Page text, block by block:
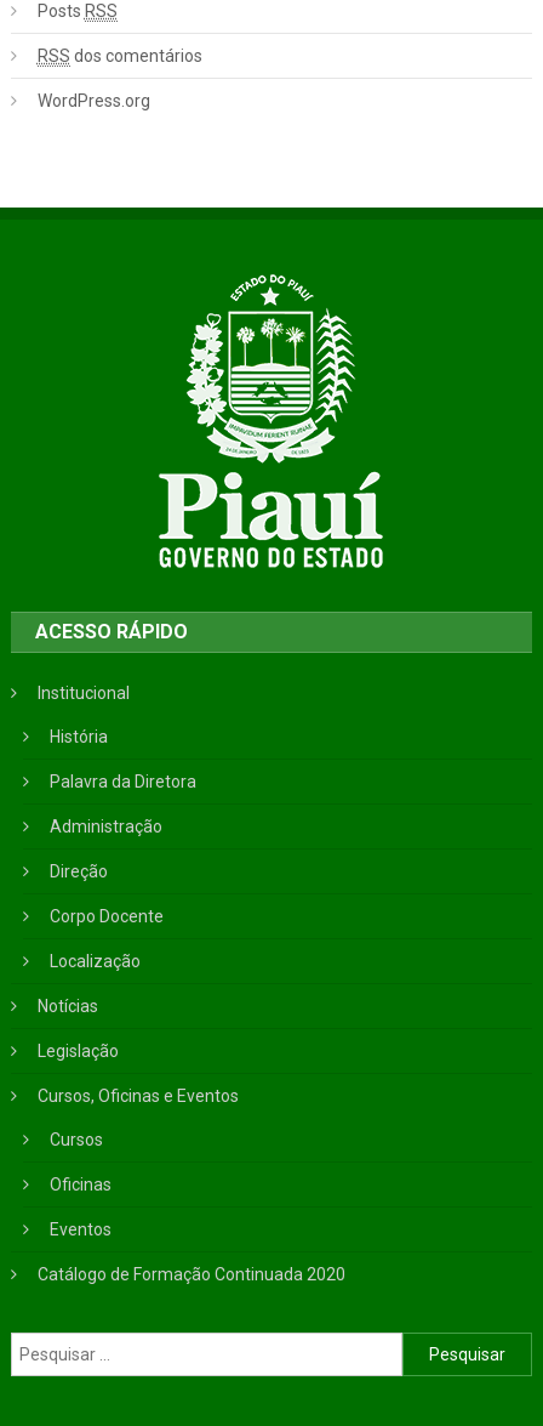
Posts RSS
RSS dos comentários
WordPress.org
ACESSO RÁPIDO
Institucional
História
Palavra da Diretora
Administração
Direção
Corpo Docente
Localização
Notícias
Legislação
Cursos, Oficinas e Eventos
Cursos
Oficinas
Eventos
Catálogo de Formação Continuada 2020
Pesquisar por: